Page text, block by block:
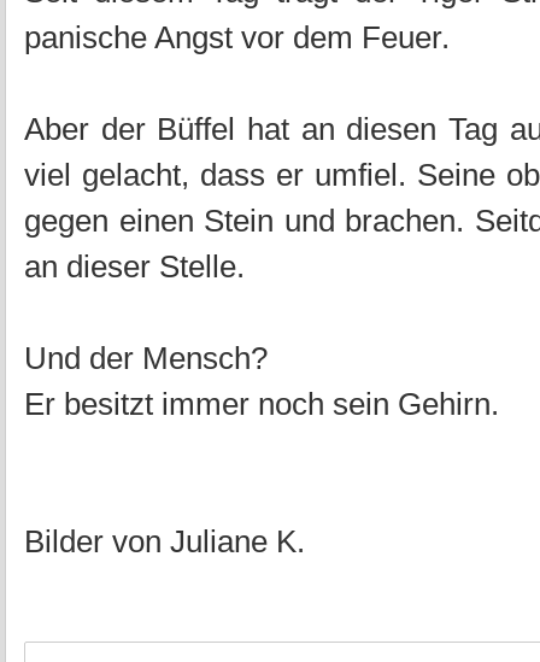
panische Angst vor dem Feuer.
Aber der Büffel hat an diesen Tag
viel gelacht, dass er umfiel. Seine
gegen einen Stein und brachen.
an dieser Stelle.
Und der Mensch?
Er besitzt immer noch sein Gehirn.
Bilder von Juliane K.